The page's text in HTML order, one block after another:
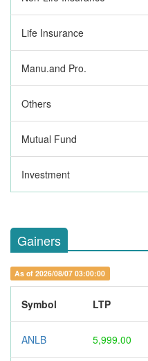
Life Insurance
Manu.and Pro.
Others
Mutual Fund
Investment
Gainers
As of 2026/08/07 03:00:00
Symbol LTP
ANLB 5,999.00